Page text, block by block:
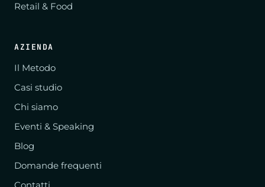
Retail & Food
AZIENDA
Il Metodo
Casi studio
Chi siamo
Eventi & Speaking
Blog
Domande frequenti